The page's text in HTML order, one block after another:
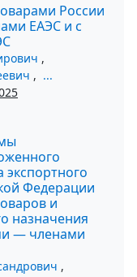
России
ЕАЭС и с
,
, ...
экспортного
Федерации
и
назначения
— членами
,